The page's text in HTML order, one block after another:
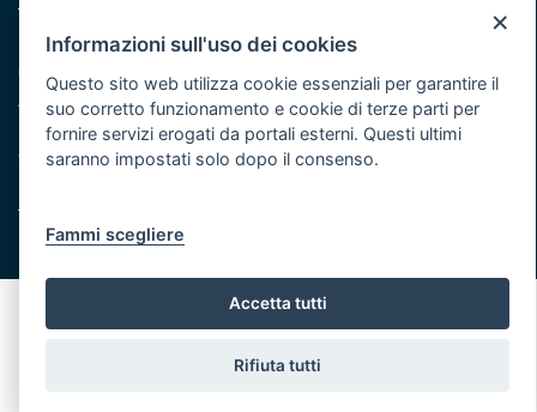
Note legali
Cookie e privacy
Atti di notifica
Feed RSS
Servizi Intranet
×
Informazioni sull'uso dei cookies
Questo sito web utilizza cookie essenziali per garantire il
suo corretto funzionamento e cookie di terze parti per
fornire servizi erogati da portali esterni. Questi ultimi
saranno impostati solo dopo il consenso.
Fammi scegliere
Accetta tutti
Rifiuta tutti